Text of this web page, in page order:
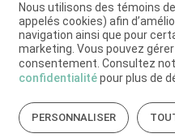
Nous utilisons des témoins
appelés cookies) afin
navigation ainsi que pour
marketing. Vous pouvez
consentement. Consultez
confidentialitépour plus de
PERSONNALISER